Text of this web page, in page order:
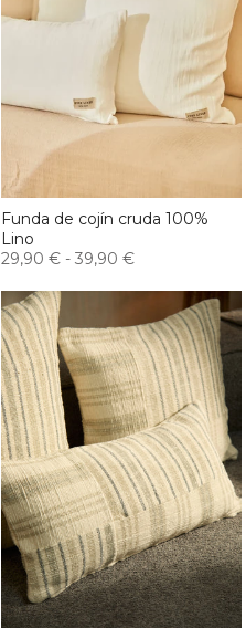
Funda de cojín cruda 100%
Lino
29,90 € - 39,90 €